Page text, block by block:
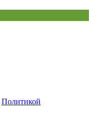
Политикой